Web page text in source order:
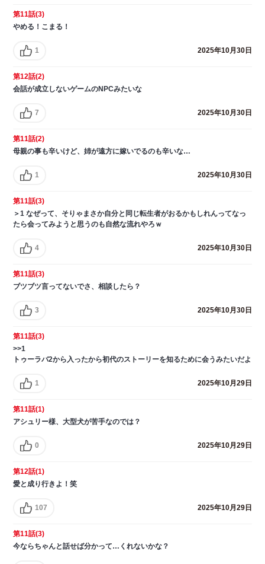
第11話(3)
やめる！こまる！
1 2025年10月30日
第12話(2)
会話が成立しないゲームのNPCみたいな
7 2025年10月30日
第11話(2)
母親の事も辛いけど、姉が遠方に嫁いでるのも辛いな…
1 2025年10月30日
第11話(3)
＞1 なぜって、そりゃまさか自分と同じ転生者がおるかもしれんってなっ
たら会ってみようと思うのも自然な流れやろｗ
4 2025年10月30日
第11話(3)
ブツブツ言ってないでさ、相談したら？
3 2025年10月30日
第11話(3)
>>1
トゥーラバ2から入ったから初代のストーリーを知るために会うみたいだよ
1 2025年10月29日
第11話(1)
アシュリー様、大型犬が苦手なのでは？
0 2025年10月29日
第12話(1)
愛と成り行きよ！笑
107 2025年10月29日
第11話(3)
今ならちゃんと話せば分かって…くれないかな？